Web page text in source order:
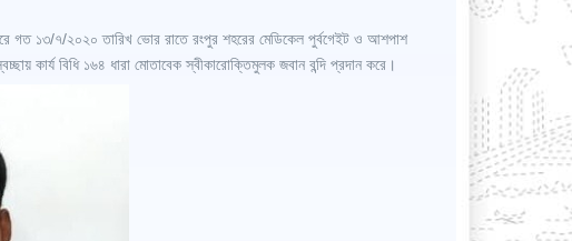
গত ১৩/৭/২০২০ তারিখ ভোর রাতে রংপুর শহরের মেডিকেল পুর্বগেইট ও আশপাশ
কার্য বিধি ১৬৪ ধারা মোতাবেক স্বীকারোক্তিমুলক জবান বন্দি প্রদান করে।